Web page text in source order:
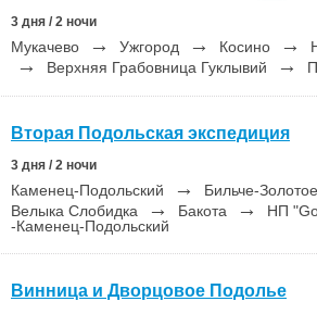
3 дня / 2 ночи
Мукачево → Ужгород → Косино →
→ Верхняя Грабовница Гуклывий →
Вторая Подольская экспедиция
3 дня / 2 ночи
Каменец-Подольский →
Бильче-
Велыка Слобидка
→ Бакота →
НП
-Каменец-Подольский
Винница и Дворцовое Подолье